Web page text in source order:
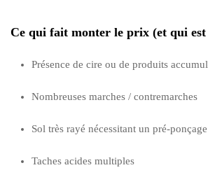
Ce qui fait monter le prix (et qui
Présence de cire ou de produits
Nombreuses marches / contremarches
Sol très rayé nécessitant un pré-ponçage
Taches acides multiples